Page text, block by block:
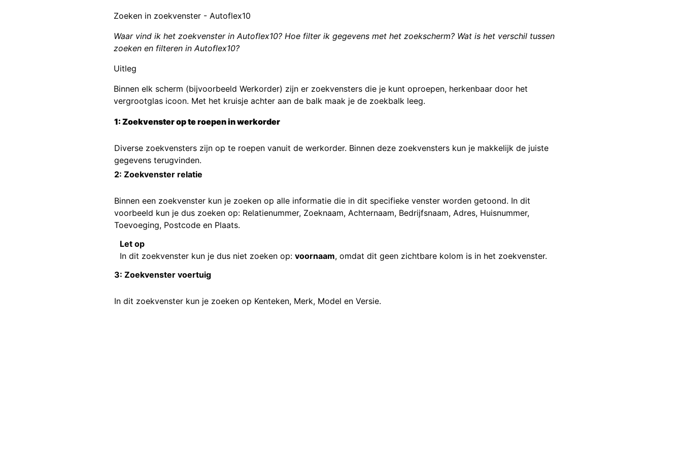
Zoeken in zoekvenster - Autoflex10
Waar vind ik het zoekvenster in Autoflex10? Hoe filter ik gegevens met het zoekscherm? Wat is het verschil tussen
zoeken en filteren in Autoflex10?
Uitleg
Binnen elk scherm (bijvoorbeeld Werkorder) zijn er zoekvensters die je kunt oproepen, herkenbaar door het
vergrootglas icoon. Met het kruisje achter aan de balk maak je de zoekbalk leeg.
1: Zoekvenster op te roepen in werkorder
Diverse zoekvensters zijn op te roepen vanuit de werkorder. Binnen deze zoekvensters kun je makkelijk de juiste
gegevens terugvinden.
2: Zoekvenster relatie
Binnen een zoekvenster kun je zoeken op alle informatie die in dit specifieke venster worden getoond. In dit
voorbeeld kun je dus zoeken op: Relatienummer, Zoeknaam, Achternaam, Bedrijfsnaam, Adres, Huisnummer,
Toevoeging, Postcode en Plaats.
Let op
In dit zoekvenster kun je dus niet zoeken op: voornaam, omdat dit geen zichtbare kolom is in het zoekvenster.
3: Zoekvenster voertuig
In dit zoekvenster kun je zoeken op Kenteken, Merk, Model en Versie.